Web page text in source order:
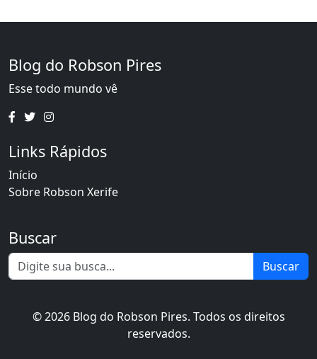
Blog do Robson Pires
Esse todo mundo vê
Links Rápidos
Início
Sobre Robson Xerife
Buscar
Buscar
© 2026 Blog do Robson Pires. Todos os direitos
reservados.